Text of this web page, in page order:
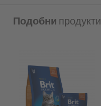
Подобнипродукти